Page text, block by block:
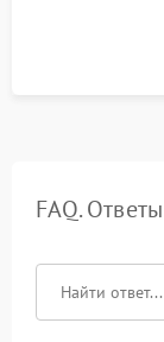
механизма
ударном
FAQ.